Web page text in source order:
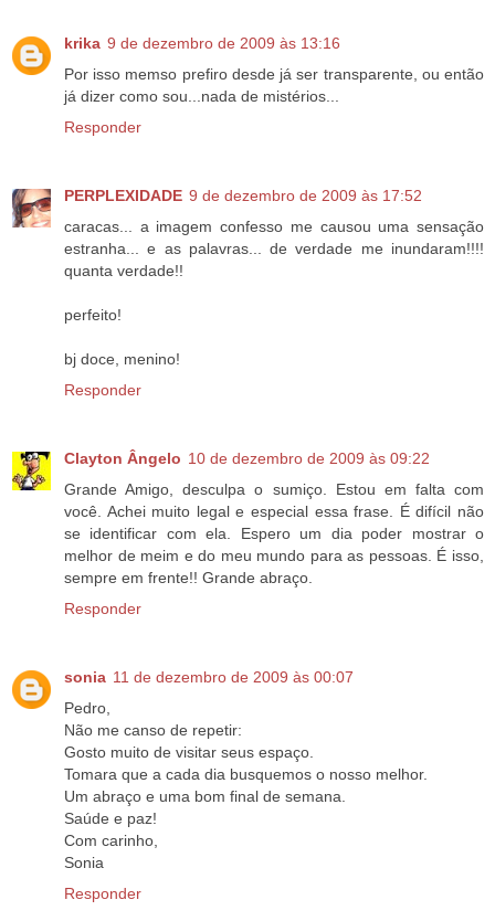
krika 9 de dezembro de 2009 às 13:16
Por isso memso prefiro desde já ser transparente, ou então
já dizer como sou...nada de mistérios...
Responder
PERPLEXIDADE 9 de dezembro de 2009 às 17:52
caracas... a imagem confesso me causou uma sensação
estranha... e as palavras... de verdade me inundaram!!!!
quanta verdade!!
perfeito!
bj doce, menino!
Responder
Clayton Ângelo 10 de dezembro de 2009 às 09:22
Grande Amigo, desculpa o sumiço. Estou em falta com
você. Achei muito legal e especial essa frase. É difícil não
se identificar com ela. Espero um dia poder mostrar o
melhor de meim e do meu mundo para as pessoas. É isso,
sempre em frente!! Grande abraço.
Responder
sonia 11 de dezembro de 2009 às 00:07
Pedro,
Não me canso de repetir:
Gosto muito de visitar seus espaço.
Tomara que a cada dia busquemos o nosso melhor.
Um abraço e uma bom final de semana.
Saúde e paz!
Com carinho,
Sonia
Responder